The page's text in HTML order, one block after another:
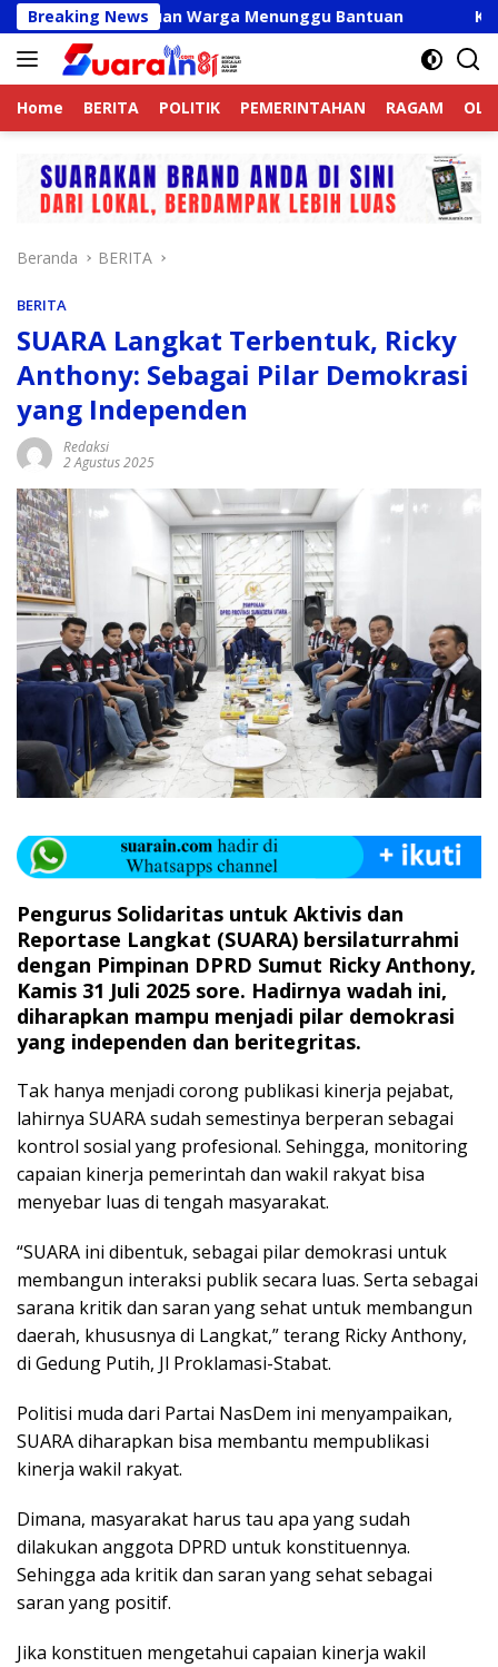
Langsung
ke
konten
Breaking News
Ribuan Warga Menunggu Bantuan Kapolres
Home BERITA POLITIK PEMERINTAHAN RAGAM
Beranda BERITA
BERITA
SUARA Langkat Terbentuk, Ricky
Anthony: Sebagai Pilar Demokrasi
yang Independen
Redaksi
2 Agustus 2025
Pengurus Solidaritas untuk Aktivis dan
Reportase Langkat (SUARA) bersilaturrahmi
dengan Pimpinan DPRD Sumut Ricky Anthony,
Kamis 31 Juli 2025 sore. Hadirnya wadah ini,
diharapkan mampu menjadi pilar demokrasi
yang independen dan beritegritas.
Tak hanya menjadi corong publikasi kinerja pejabat,
lahirnya SUARA sudah semestinya berperan sebagai
kontrol sosial yang profesional. Sehingga, monitoring
capaian kinerja pemerintah dan wakil rakyat bisa
menyebar luas di tengah masyarakat.
“SUARA ini dibentuk, sebagai pilar demokrasi untuk
membangun interaksi publik secara luas. Serta sebagai
sarana kritik dan saran yang sehat untuk membangun
daerah, khususnya di Langkat,” terang Ricky Anthony,
di Gedung Putih, Jl Proklamasi-Stabat.
Politisi muda dari Partai NasDem ini menyampaikan,
SUARA diharapkan bisa membantu mempublikasi
kinerja wakil rakyat.
Dimana, masyarakat harus tau apa yang sudah
dilakukan anggota DPRD untuk konstituennya.
Sehingga ada kritik dan saran yang sehat sebagai
saran yang positif.
Jika konstituen mengetahui capaian kinerja wakil